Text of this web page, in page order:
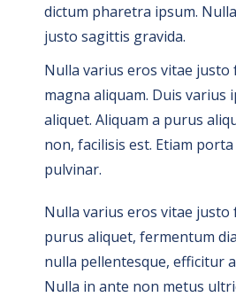
dictum pharetra ipsum.
justo sagittis gravida.
Nulla varius eros vitae justo
magna aliquam. Duis varius
aliquet. Aliquam a purus
non, facilisis est. Etiam
pulvinar.
Nulla varius eros vitae justo
purus aliquet, fermentum
nulla pellentesque, efficitur
Nulla in ante non metus